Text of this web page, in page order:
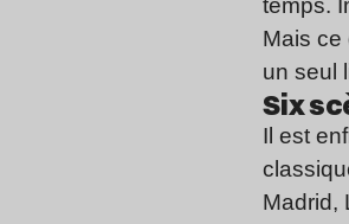
temps.
Mais ce
un seul
Six
Il est
Madrid,